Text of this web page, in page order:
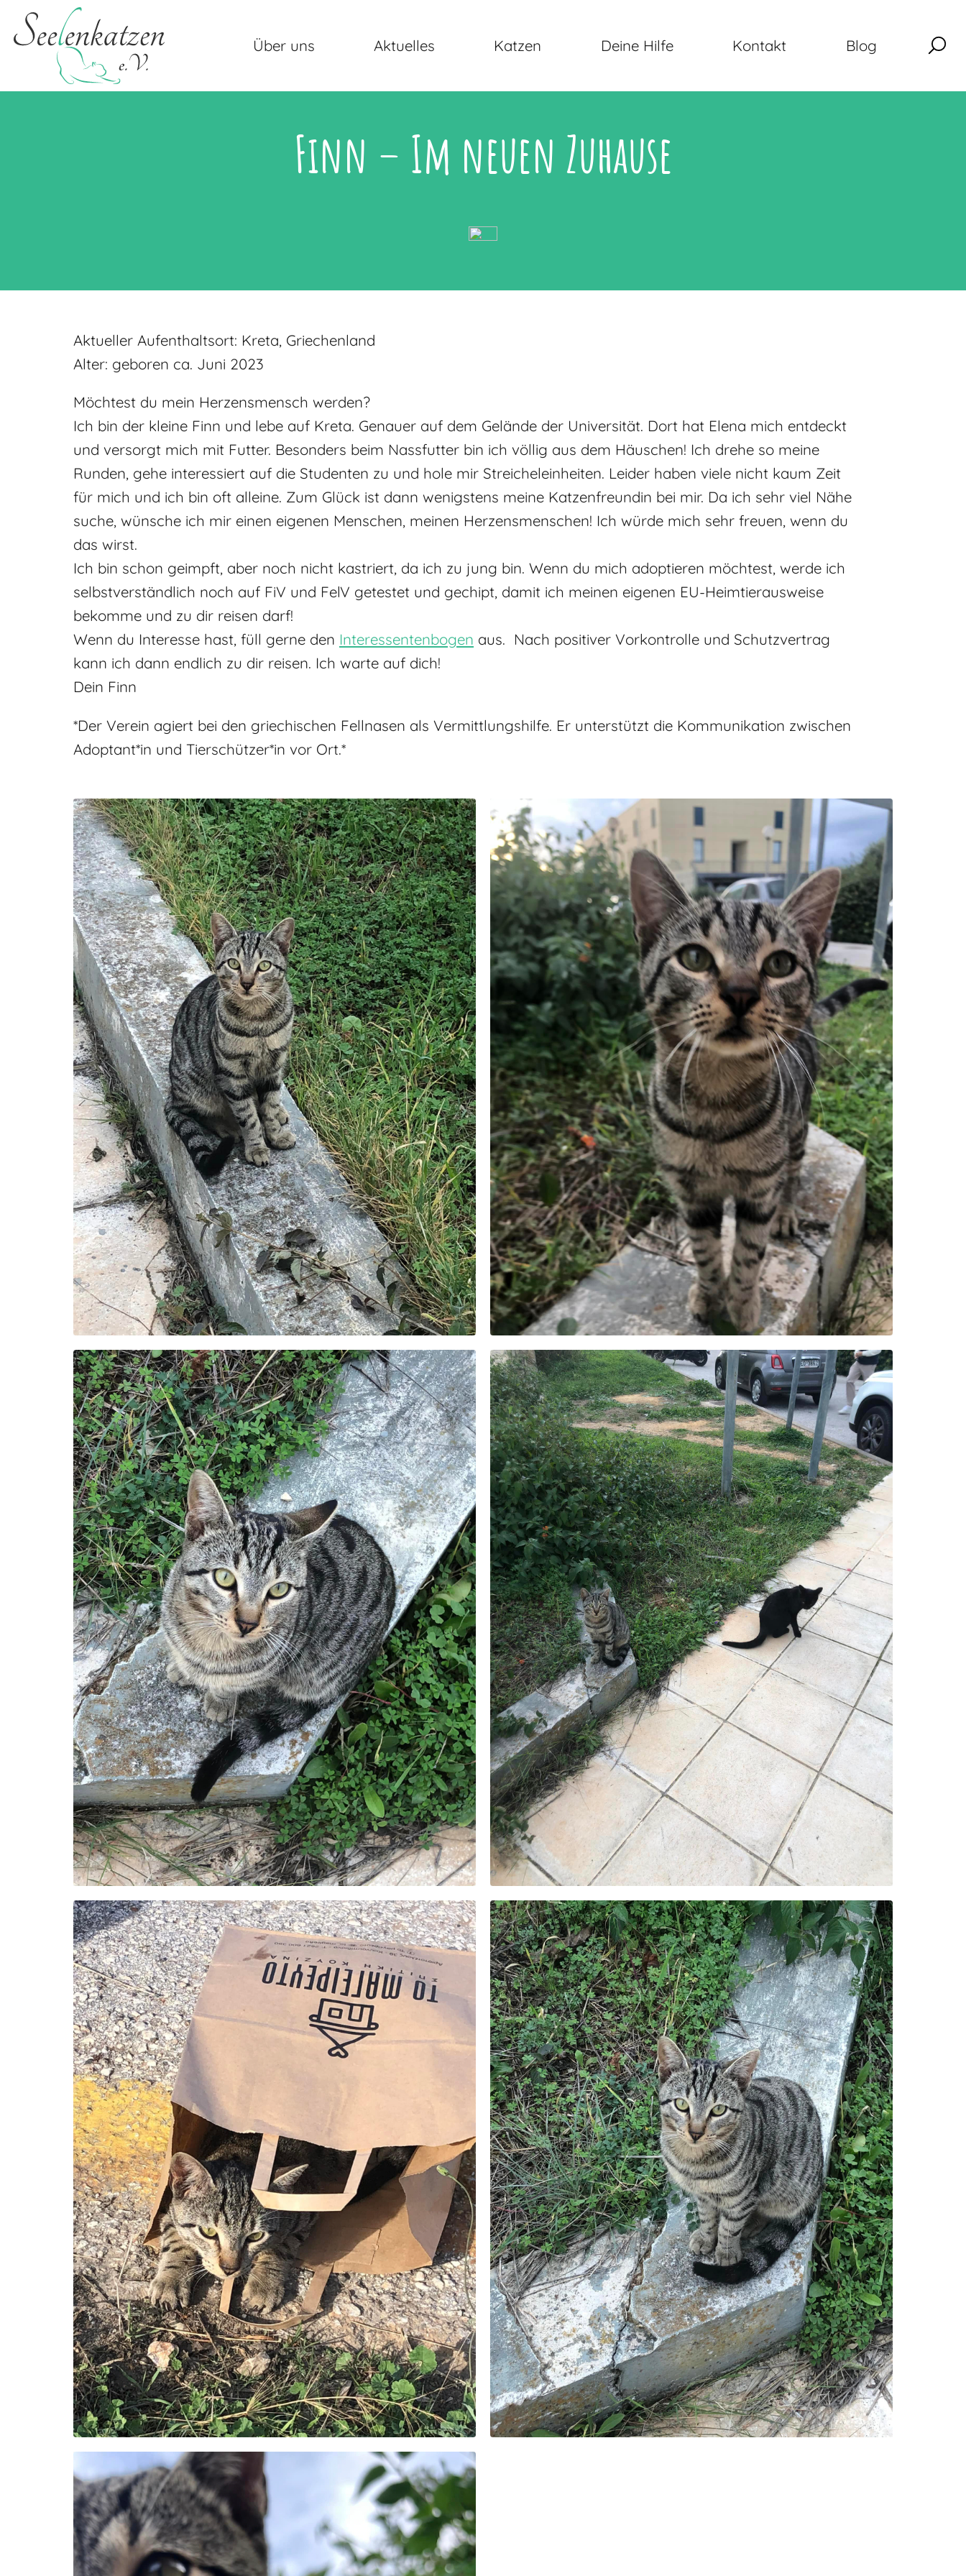
Über uns Aktuelles Katzen Deine Hilfe Kontakt Blog
Finn – Im neuen Zuhause
Aktueller Aufenthaltsort: Kreta, Griechenland
Alter: geboren ca. Juni 2023
Möchtest du mein Herzensmensch werden?
Ich bin der kleine Finn und lebe auf Kreta. Genauer auf dem Gelände der Universität. Dort hat Elena mich entdeckt
und versorgt mich mit Futter. Besonders beim Nassfutter bin ich völlig aus dem Häuschen! Ich drehe so meine
Runden, gehe interessiert auf die Studenten zu und hole mir Streicheleinheiten. Leider haben viele nicht kaum Zeit
für mich und ich bin oft alleine. Zum Glück ist dann wenigstens meine Katzenfreundin bei mir. Da ich sehr viel Nähe
suche, wünsche ich mir einen eigenen Menschen, meinen Herzensmenschen! Ich würde mich sehr freuen, wenn du
das wirst.
Ich bin schon geimpft, aber noch nicht kastriert, da ich zu jung bin. Wenn du mich adoptieren möchtest, werde ich
selbstverständlich noch auf FiV und FelV getestet und gechipt, damit ich meinen eigenen EU-Heimtierausweise
bekomme und zu dir reisen darf!
Wenn du Interesse hast, füll gerne den Interessentenbogen aus. Nach positiver Vorkontrolle und Schutzvertrag
kann ich dann endlich zu dir reisen. Ich warte auf dich!
Dein Finn
*Der Verein agiert bei den griechischen Fellnasen als Vermittlungshilfe. Er unterstützt die Kommunikation zwischen
Adoptant*in und Tierschützer*in vor Ort.*